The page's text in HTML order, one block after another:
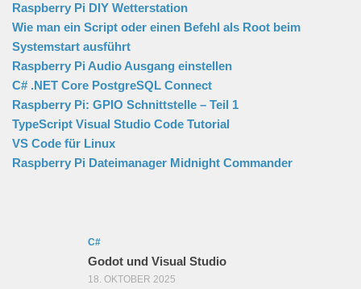
Raspberry Pi DIY Wetterstation
Wie man ein Script oder einen Befehl als Root beim
Systemstart ausführt
Raspberry Pi Audio Ausgang einstellen
C# .NET Core PostgreSQL Connect
Raspberry Pi: GPIO Schnittstelle – Teil 1
TypeScript Visual Studio Code Tutorial
VS Code für Linux
Raspberry Pi Dateimanager Midnight Commander
C#
Godot und Visual Studio
18. OKTOBER 2025